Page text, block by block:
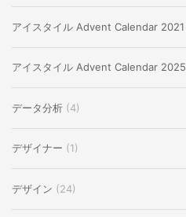
アイスタイル Advent Calendar 2021
アイスタイル Advent Calendar 2025
データ分析 (4)
デザイナー (1)
デザイン (24)